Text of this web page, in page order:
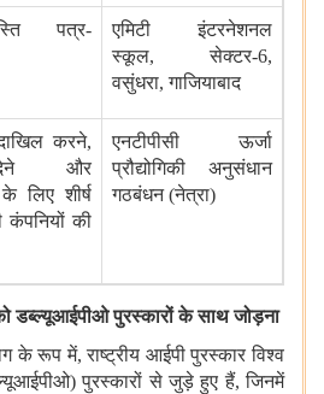
पत्र-
एमिटी इंटरनेशनल
स्कूल,सेक्टर-6,
वसुंधरा,गाजियाबाद
करने,
और
लिए शीर्ष
कंपनियों की
एनटीपीसी ऊर्जा
प्रौद्योगिकी अनुसंधान
गठबंधन(नेत्रा)
डब्ल्यूआईपीओ पुरस्कारों के साथ जोड़ना
के रूप में,राष्ट्रीय आईपी पुरस्कार विश्व
)पुरस्कारों से जुड़े हुए हैं,जिनमें